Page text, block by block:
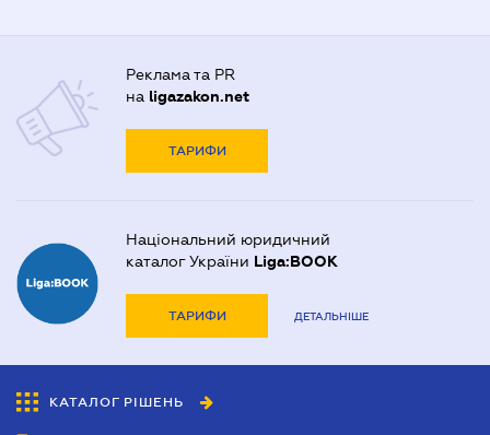
Реклама та PR
на ligazakon.net
ТАРИФИ
Національний юридичний
каталог України Liga:BOOK
ТАРИФИ ДЕТАЛЬНІШЕ
КАТАЛОГ РІШЕНЬ